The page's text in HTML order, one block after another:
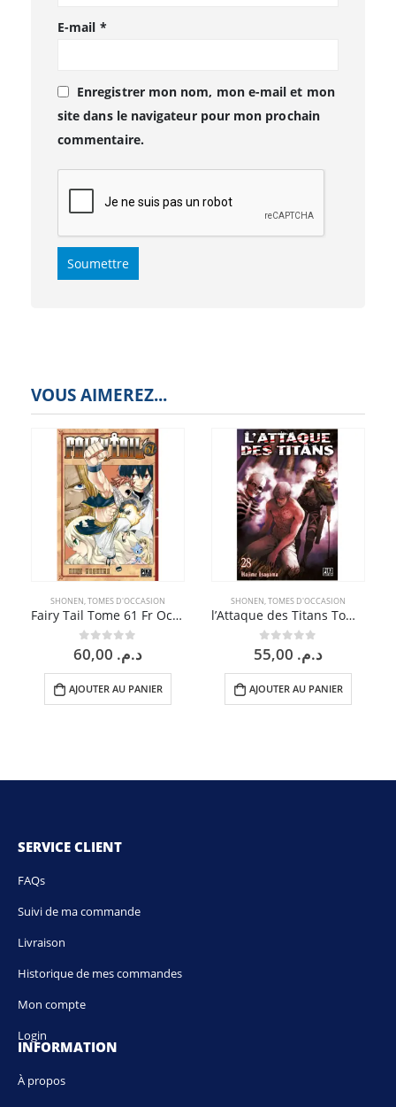
E-mail *
Enregistrer mon nom, mon e-mail et mon
site dans le navigateur pour mon prochain
commentaire.
VOUS AIMEREZ...
SHONEN,TOMES D'OCCASION
Fairy Tail Tome 61 Fr Occasion
0sur 5د.م.
AJOUTER AU PANIER
SHONEN,TOMES D'OCCASION
l’Attaque des Titans Tome 28 Fr Occasion
0sur 5د.م.
AJOUTER AU PANIER
SERVICE CLIENT
FAQs
Suivi de ma commande
Livraison
Historique de mes commandes
Mon compte
Login
INFORMATION
À propos